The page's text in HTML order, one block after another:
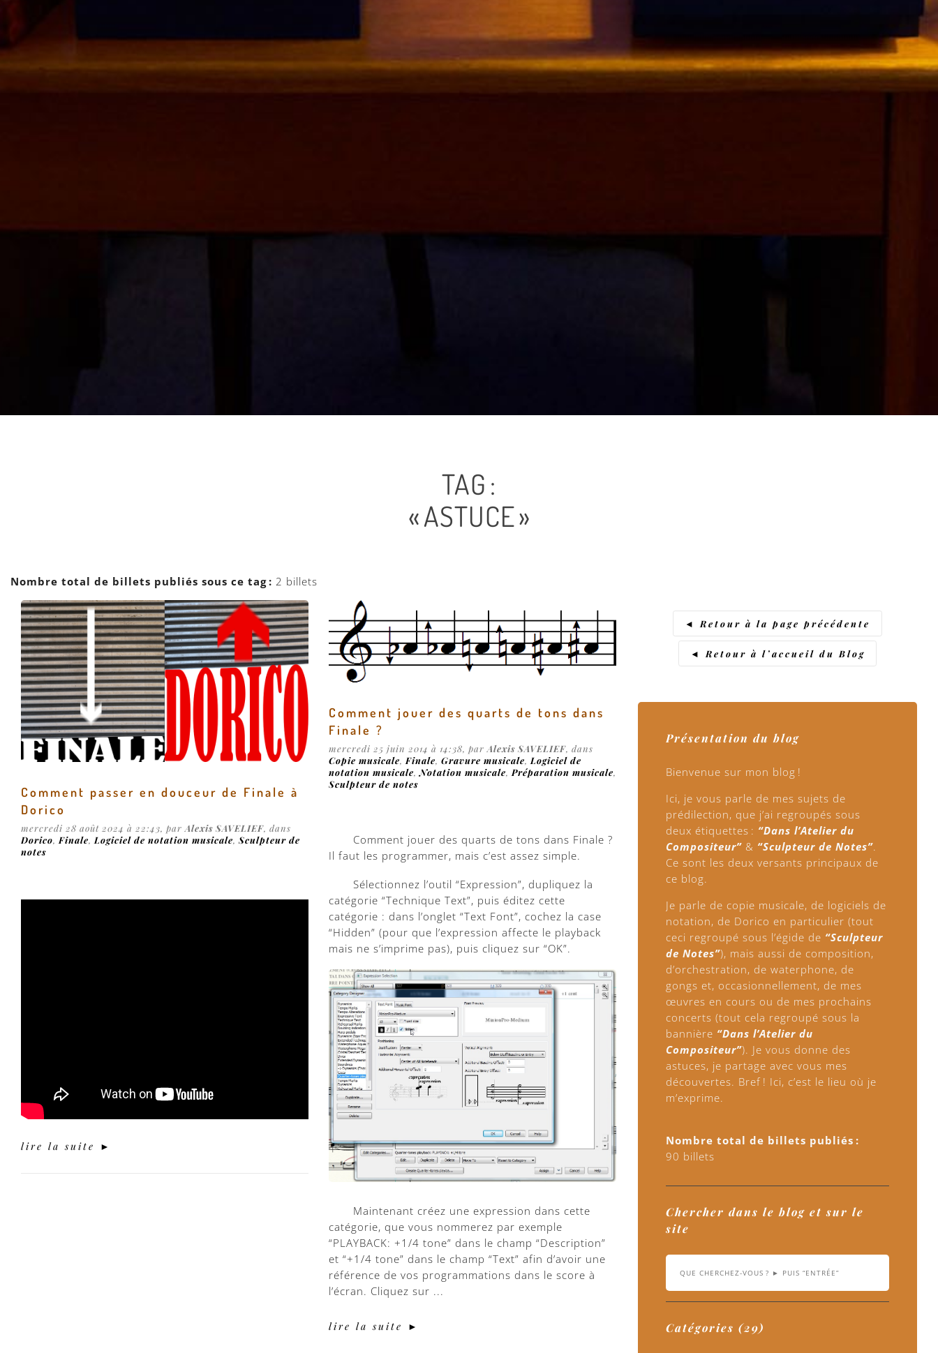
TAG :
« ASTUCE »
Nombre total de billets publiés sous ce tag : 2 billets
Comment passer en douceur de Finale à
Dorico
mercredi 28 août 2024 à 22:43, par Alexis SAVELIEF, dans
Dorico, Finale, Logiciel de notation musicale, Sculpteur de
notes
lire la suite ►
Comment jouer des quarts de tons dans
Finale ?
mercredi 25 juin 2014 à 14:38, par Alexis SAVELIEF, dans
Copie musicale, Finale, Gravure musicale, Logiciel de
notation musicale,Notation musicale, Préparation musicale,
Sculpteur de notes
Comment jouer des quarts de tons dans Finale ?
Il faut les programmer, mais c’est assez simple.
Sélectionnez l’outil “Expression”, dupliquez la
catégorie “Technique Text”, puis éditez cette
catégorie : dans l’onglet “Text Font”, cochez la case
“Hidden” (pour que l’expression affecte le playback
mais ne s’imprime pas), puis cliquez sur “OK”.
Maintenant créez une expression dans cette
catégorie, que vous nommerez par exemple
“PLAYBACK: +1/4 tone” dans le champ “Description”
et “+1/4 tone” dans le champ “Text” afin d’avoir une
référence de vos programmations dans le score à
l’écran. Cliquez sur ...
lire la suite ►
◄ Retour à la page précédente
◄ Retour à l’accueil du Blog
Présentation du blog
Bienvenue sur mon blog !
Ici, je vous parle de mes sujets de
prédilection, que j’ai regroupés sous
deux étiquettes : “Dans l’Atelier du
Compositeur” & “Sculpteur de Notes”.
Ce sont les deux versants principaux de
ce blog.
Je parle de copie musicale, de logiciels de
notation, de Dorico en particulier (tout
ceci regroupé sous l’égide de “Sculpteur
de Notes”), mais aussi de composition,
d’orchestration, de waterphone, de
gongs et, occasionnellement, de mes
œuvres en cours ou de mes prochains
concerts (tout cela regroupé sous la
bannière “Dans l’Atelier du
Compositeur”). Je vous donne des
astuces, je partage avec vous mes
découvertes. Bref ! Ici, c’est le lieu où je
m’exprime.
Nombre total de billets publiés :
90 billets
Chercher dans le blog et sur le
site
Catégories (29)